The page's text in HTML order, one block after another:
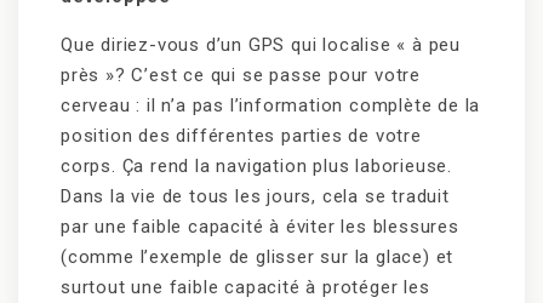
Que diriez-vous d’un GPS qui localise « à peu
près »? C’est ce qui se passe pour votre
cerveau : il n’a pas l’information complète de la
position des différentes parties de votre
corps. Ça rend la navigation plus laborieuse.
Dans la vie de tous les jours, cela se traduit
par une faible capacité à éviter les blessures
(comme l’exemple de glisser sur la glace) et
surtout une faible capacité à protéger les